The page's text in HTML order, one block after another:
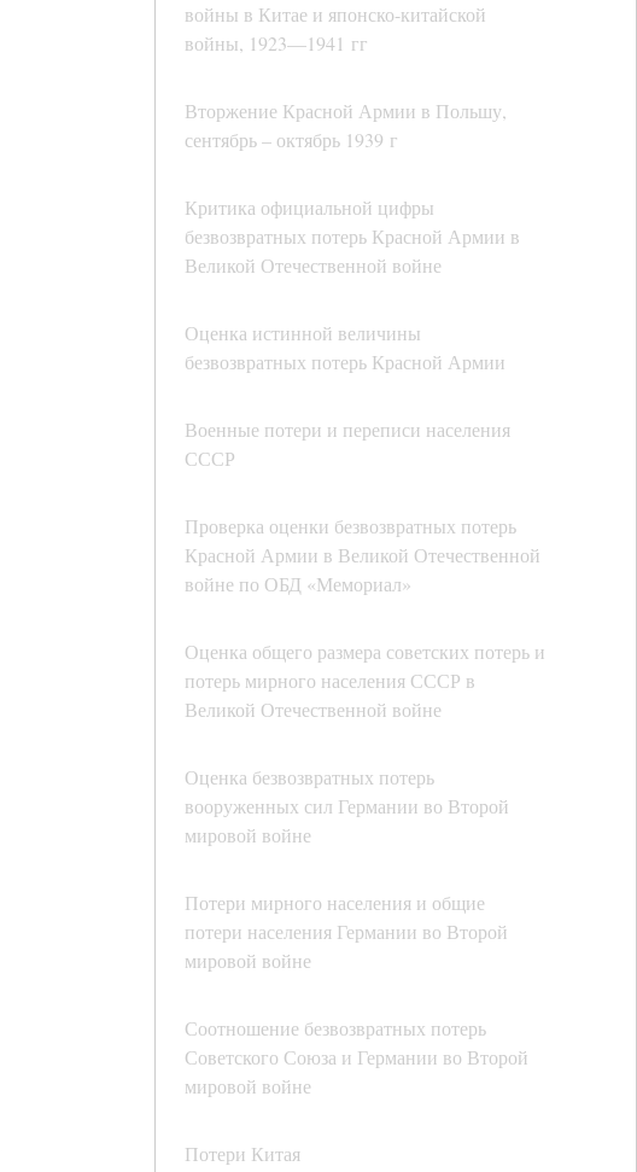
войны в Китае и японско-китайской
войны, 1923—1941 гг
Вторжение Красной Армии в Польшу,
сентябрь – октябрь 1939 г
Критика официальной цифры
безвозвратных потерь Красной Армии в
Великой Отечественной войне
Оценка истинной величины
безвозвратных потерь Красной Армии
Военные потери и переписи населения
СССР
Проверка оценки безвозвратных потерь
Красной Армии в Великой Отечественной
войне по ОБД «Мемориал»
Оценка общего размера советских потерь и
потерь мирного населения СССР в
Великой Отечественной войне
Оценка безвозвратных потерь
вооруженных сил Германии во Второй
мировой войне
Потери мирного населения и общие
потери населения Германии во Второй
мировой войне
Соотношение безвозвратных потерь
Советского Союза и Германии во Второй
мировой войне
Потери Китая